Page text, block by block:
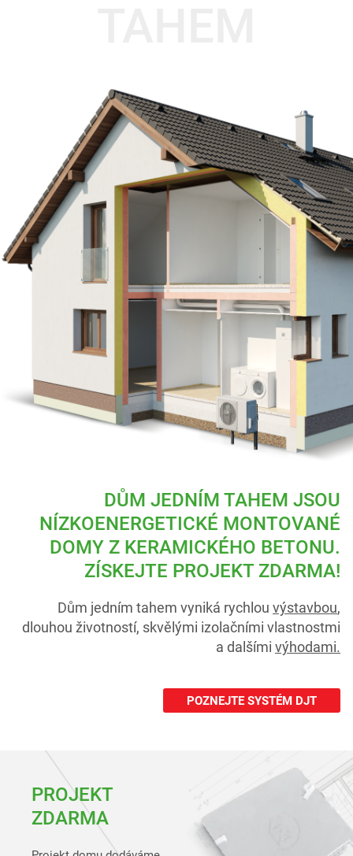
DŮM JEDNÍM TAHEM JSOU
NÍZKOENERGETICKÉ MONTOVANÉ
DOMY Z KERAMICKÉHO BETONU.
ZÍSKEJTE PROJEKT ZDARMA!
Dům jedním tahem vyniká rychlou výstavbou,
dlouhou životností, skvělými izolačními vlastnostmi
a dalšími výhodami.
POZNEJTE SYSTÉM DJT
PROJEKT
ZDARMA